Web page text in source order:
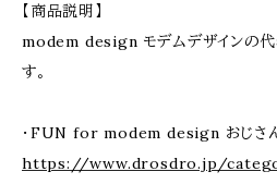
【商品説明】
modem design モデムデザインの代
す。
・FUN for modem design おじさ
https://www.drosdro.jp/